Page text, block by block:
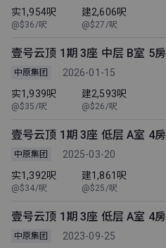
实1,954呎
@$36/呎
建2,606呎
@$27/呎
壹号云顶 1期 3座 中层 B室 5房
中原集团
2026-01-15
实1,939呎
@$35/呎
建2,593呎
@$26/呎
壹号云顶 1期 3座 低层 A室 4房
中原集团
2025-03-20
实1,392呎
@$34/呎
建1,861呎
@$25/呎
壹号云顶 1期 3座 低层 A室 4房
中原集团
2023-09-25